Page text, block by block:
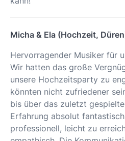
Micha & Ela (Hochzeit,
Hervorragender Musiker für
Wir hatten das große
unsere Hochzeitsparty zu
könnten nicht zufriedener
bis über das zuletzt
Erfahrung absolut
professionell, leicht zu